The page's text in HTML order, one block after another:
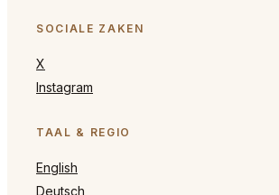
SOCIALE ZAKEN
X
Instagram
TAAL & REGIO
English
Deutsch